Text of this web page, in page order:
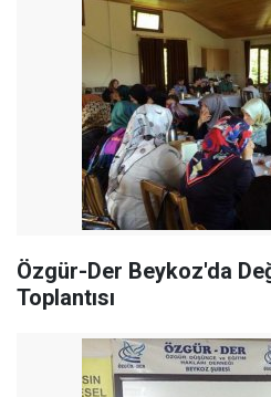
Özgür-Der Beykoz'da
Toplantısı